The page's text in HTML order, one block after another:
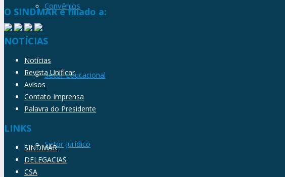
Convênios
Setor Educacional
Setor Jurídico
O SINDMAR é filiado a:
NOTÍCIAS
Notícias
Revista Unificar
Avisos
Contato Imprensa
Palavra do Presidente
LINKS
SINDMAR
DELEGACIAS
CSA